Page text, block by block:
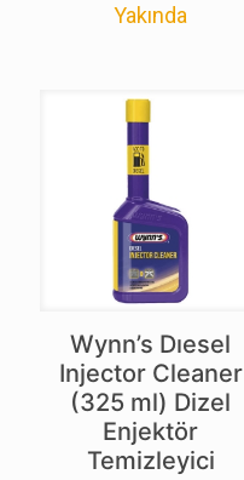
Yakında
Wynn’s Dıesel
Injector Cleaner
(325 ml) Dizel
Enjektör
Temizleyici